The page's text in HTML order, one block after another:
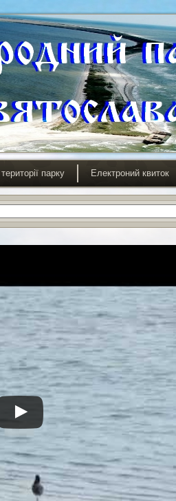
парку Електроний квиток